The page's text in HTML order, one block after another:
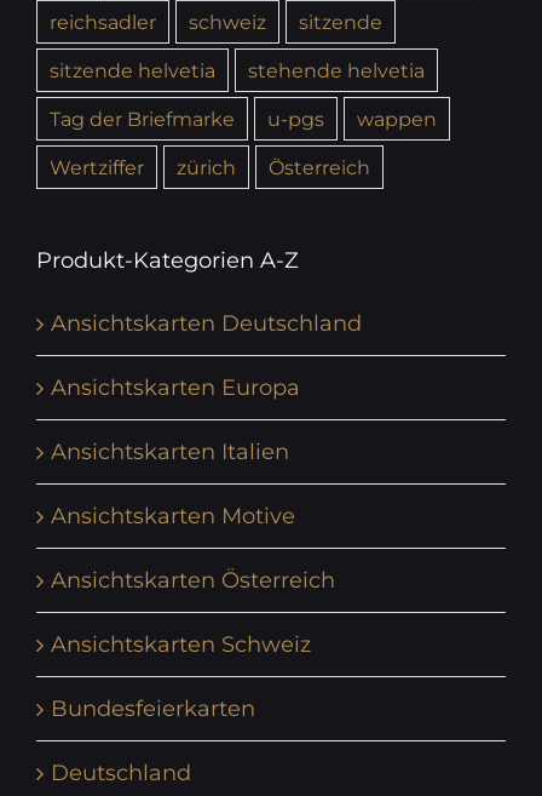
reichsadler
schweiz
sitzende
sitzende helvetia
stehende helvetia
Tag der Briefmarke
u-pgs
wappen
Wertziffer
zürich Österreich
Produkt-Kategorien A-Z
Ansichtskarten Deutschland
Ansichtskarten Europa
Ansichtskarten Italien
Ansichtskarten Motive
Ansichtskarten Österreich
Ansichtskarten Schweiz
Bundesfeierkarten
Deutschland